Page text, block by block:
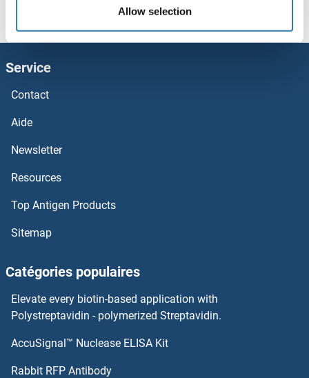
Allow selection
HPR Kits ELISA
HPGDS Kits ELISA
HPD Kits ELISA
HPCAL1 Kits ELISA
HP1BP3 Kits ELISA
HOXB9 Kits ELISA
HOXB4 Kits ELISA
HOXA10 Kits ELISA
H (hr) HRH3 HRH3 Kits ELISA
Service
Contact
Aide
Newsletter
Resources
Top Antigen Products
Sitemap
Catégories populaires
Elevate every biotin-based application with
Polystreptavidin - polymerized Streptavidin.
AccuSignal™ Nuclease ELISA Kit
Rabbit RFP Antibody